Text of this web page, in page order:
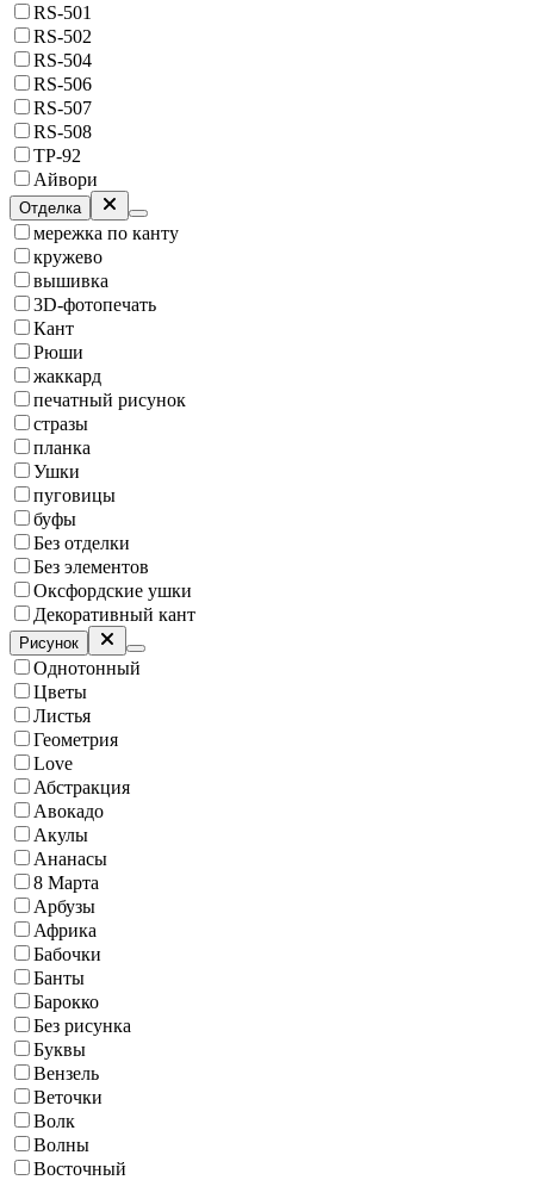
RS-501
RS-502
RS-504
RS-506
RS-507
RS-508
TP-92
Айвори
Отделка
мережка по канту
кружево
вышивка
3D-фотопечать
Кант
Рюши
жаккард
печатный рисунок
стразы
планка
Ушки
пуговицы
буфы
Без отделки
Без элементов
Оксфордские ушки
Декоративный кант
Рисунок
Однотонный
Цветы
Листья
Геометрия
Love
Абстракция
Авокадо
Акулы
Ананасы
8 Марта
Арбузы
Африка
Бабочки
Банты
Барокко
Без рисунка
Буквы
Вензель
Веточки
Волк
Волны
Восточный